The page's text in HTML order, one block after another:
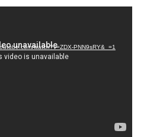
watch?v=ZDX-PNN9sRY&_=1